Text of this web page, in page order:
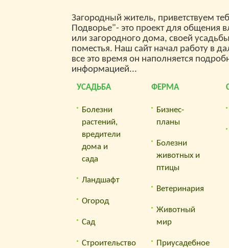
—
—
или произошло
заклинивание и выход из
строя замка в результате
попытки взлома и т.д. Ну а
распространённом случае,
как потеря ключа, не стоит
Загородный житель, приветствуем
Подворье"- это проект для общения
или загородного дома, своей
поместья. Наш сайт начал работу в
все это время он наполняется
информацией...
УСАДЬБА
Болезни
растений,
вредители
дома и
сада
Ландшафт
Огород
Сад
Строительство
ФЕРМА
Бизнес-
планы
Болезни
животных и
птицы
Ветеринария
Животный
мир
Приусадебное